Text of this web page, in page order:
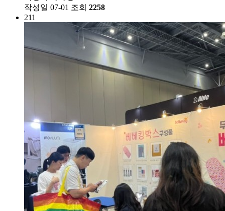
작성일 07-01 조회 2258
211